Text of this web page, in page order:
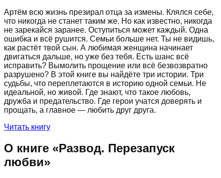
Артём всю жизнь презирал отца за измены. Клялся себе,
что никогда не станет таким же. Но как известно, никогда
не зарекайся заранее. Оступиться может каждый. Одна
ошибка и всё рушится. Семьи больше нет. Ты не видишь,
как растёт твой сын. А любимая женщина начинает
двигаться дальше, но уже без тебя. Есть шанс всё
исправить? Вымолить прощение или всё безвозвратно
разрушено? В этой книге вы найдёте три истории. Три
судьбы, что переплетаются в историю одной семьи. Не
идеальной, но живой. Где знают, что такое любовь,
дружба и предательство. Где герои учатся доверять и
прощать, а главное — любить друг друга.
Читать книгу
О книге «Развод. Перезапуск
любви»